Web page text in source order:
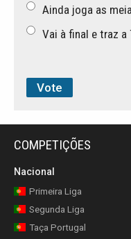
Ainda joga as
Vai à final e traz a
COMPETIÇÕES
Nacional
Primeira Liga
Segunda Liga
Taça Portugal